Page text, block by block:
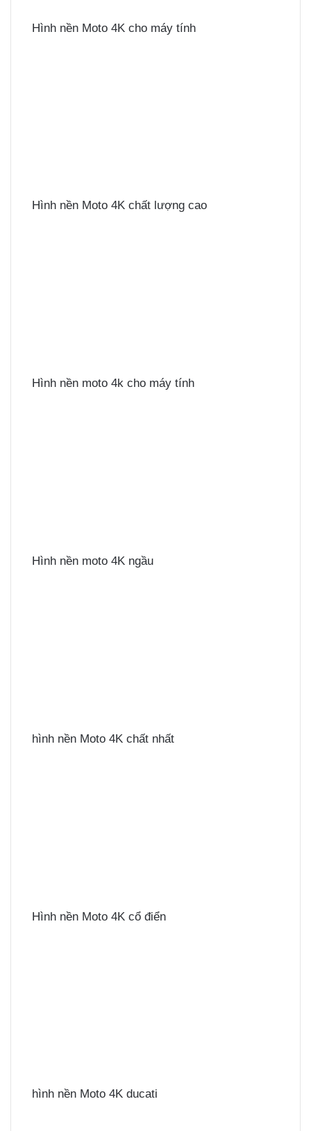
Hình nền Moto 4K cho máy tính
Hình nền Moto 4K chất lượng cao
Hình nền moto 4k cho máy tính
Hình nền moto 4K ngầu
hình nền Moto 4K chất nhất
Hình nền Moto 4K cổ điển
hình nền Moto 4K ducati